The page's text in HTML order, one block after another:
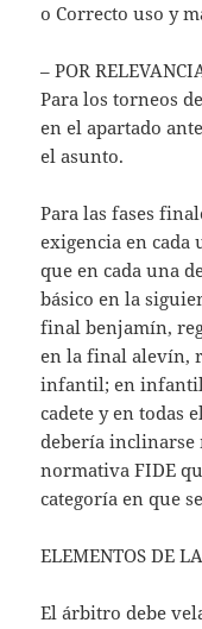
o Correcto uso y
– POR
Para los torneos
en el apartado
el asunto.
Para las fases
exigencia en cada
que en cada una
básico en la
final benjamín,
en la final alevín,
infantil; en
cadete y en todas
debería inclinarse
normativa FIDE
categoría en que
ELEMENTOS DE
El árbitro debe